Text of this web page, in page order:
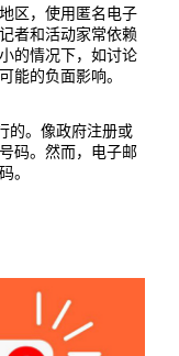
区，使用匿名电子
者和活动家常依赖
的情况下，如讨论
能的负面影响。
的。像政府注册或
码。然而，电子邮
。